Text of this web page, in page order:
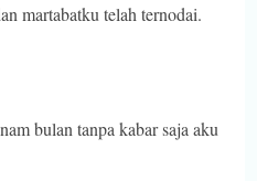
martabatku telah ternodai.
bulan tanpa kabar saja aku